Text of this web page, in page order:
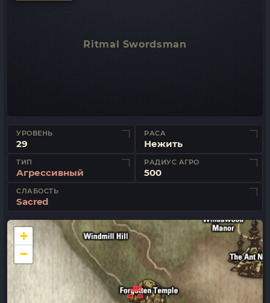
Ritmal Swordsman
УРОВЕНЬ
29
РАСА
Нежить
ТИП
Агрессивный
РАДИУС АГРО
500
СЛАБОСТЬ
Sacred
+
−